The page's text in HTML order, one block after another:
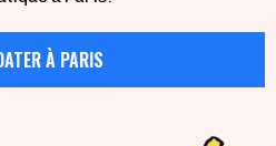
À PARIS